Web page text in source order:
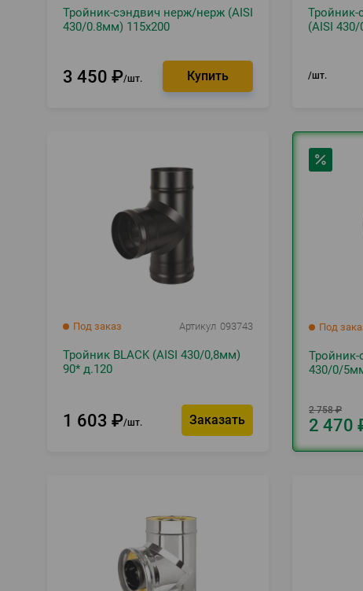
Тройник-сэндвич нерж/нерж (AISI
430/0.8мм) 115х200
3 450 ₽ шт.
(AISI
шт.
Под заказ Артикул 093743
Тройник BLACK (AISI 430/0,8мм)
90* д.120
1 603 ₽ шт. Заказать
Под
Тройник-
430/0/
2 758 ₽
2 470